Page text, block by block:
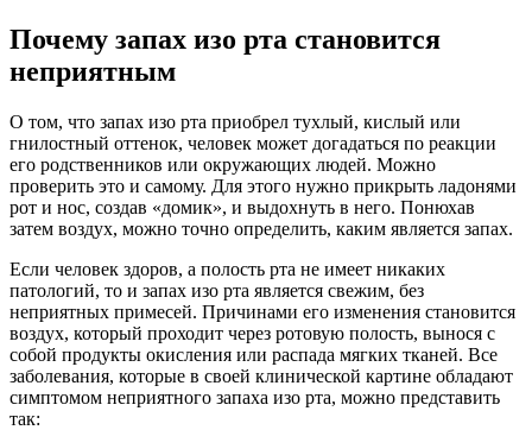
Почему запах изо рта становится
неприятным
О том, что запах изо рта приобрел тухлый, кислый или
гнилостный оттенок, человек может догадаться по реакции
его родственников или окружающих людей. Можно
проверить это и самому. Для этого нужно прикрыть ладонями
рот и нос, создав «домик», и выдохнуть в него. Понюхав
затем воздух, можно точно определить, каким является запах.
Если человек здоров, а полость рта не имеет никаких
патологий, то и запах изо рта является свежим, без
неприятных примесей. Причинами его изменения становится
воздух, который проходит через ротовую полость, вынося с
собой продукты окисления или распада мягких тканей. Все
заболевания, которые в своей клинической картине обладают
симптомом неприятного запаха изо рта, можно представить
так: